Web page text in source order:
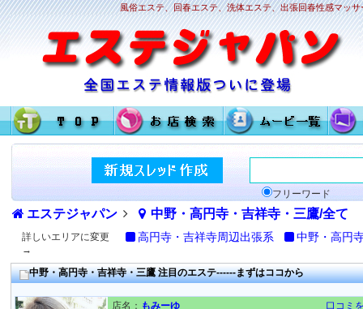
風俗エステ、回春エステ、洗体エステ、出張回春性感マッ
フリーワード
エステジャパン 中野・高円寺・吉祥寺・三鷹/全て
詳しいエリアに変更
→
高円寺・吉祥寺周辺出張系 中野・高円
中野・高円寺・吉祥寺・三鷹 注目のエステ------まずはココから
店名： もみーゆ
口コミ